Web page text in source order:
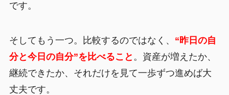
です。
そしてもう一つ。比較するのではなく、 “昨日の自
分と今日の自分”を比べること 。資産が増えたか、
継続できたか、それだけを見て一歩ずつ進めば大
丈夫です。